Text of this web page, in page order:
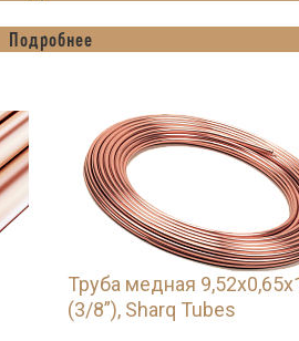
Подробнее
Труба медная
(3/8”), Sharq Tubes